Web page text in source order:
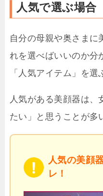
人気で選ぶ場合
自分の母親や奥さまに
れを選べばいいのか
「人気アイテム」を選
人気がある美顔器は、
たい」と思うことが多
人気の美顔
レ！